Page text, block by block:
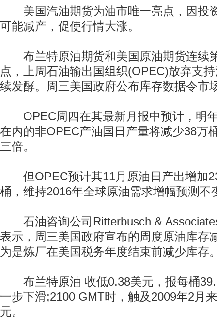
美国汽油期货为油市唯一亮点，因投
可能减产，促使行情大涨。
布兰特原油期货和美国原油期货连续
点，上周石油输出国组织(OPEC)放弃支
续发酵。周三美国政府公布库存数据令市
OPEC周四在其最新月报中预计，明
在内的非OPEC产油国日产量将减少38万
三倍。
但OPEC预计其11月原油日产出增加
桶，维持2016年全球原油需求增幅预测不
石油咨询公司Ritterbusch &
表示，周三美国政府宣布的周度原油库存
为是炼厂在美国税务年度结束前减少库存
布兰特原油 收低0.38美元，报每桶
一步下滑;2100 GMT时，触及2009年2月
元。